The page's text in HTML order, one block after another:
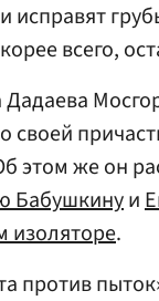
исправят
всего,
своей
этом же он
Бабушкинуи
изоляторе.
против